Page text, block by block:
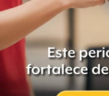
La decisión del priista
ha generado más
se mantendrá unido y, por
diputados de PRI, PAN,
alineándose con López
El panista Gabriel Quadri
legisladores afines al
la oposición, cuyos